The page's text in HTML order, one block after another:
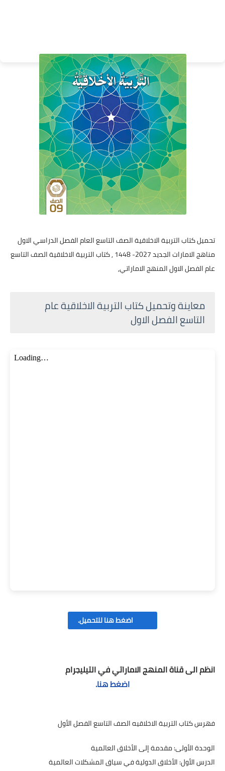
تحميل كتاب التربية الاخلاقية الصف التاسع العام الفصل الدراسي الاول
مناهج الامارات الجديد 2027- 1448 , كتاب التربية الاخلاقية الصف التاسع
عام الفصل الاول المنهج الاماراتي,
معاينة وتحميل كتاب التربية الاخلاقية عام
التاسع الفصل الاول
اضغط هنا للتحميل.
انظم الى قناة المنهج الاماراتي في التيليجرام
اضغط هنا.
فهرس كتاب التربية الاخلاقيه الصف التاسع الفصل الأول
الوحدة الأولى: مقدمة إلى الأخلاق العالمية
​الدرس الأول: الأخلاق الدولية في سياق المشكلات العالمية